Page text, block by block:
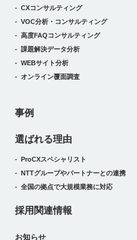
CXコンサルティング
VOC分析・コンサルティング
高度FAQコンサルティング
課題解決データ分析
WEBサイト分析
オンライン覆面調査
事例
選ばれる理由
ProCXスペシャリスト
NTTグループやパートナーとの連携
全国の拠点で大規模業務に対応
採用関連情報
お知らせ